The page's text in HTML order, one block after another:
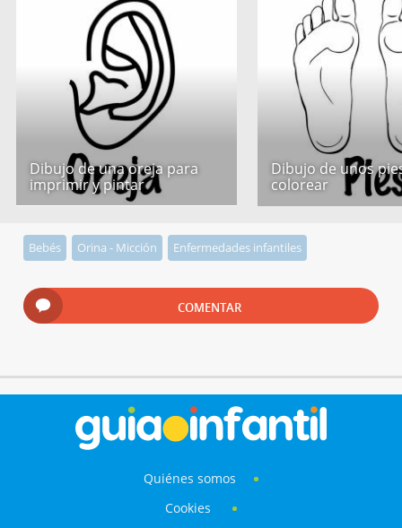
Dibujo de una oreja para
imprimir y pintar
Dibujo de unos
colorear
Bebés Orina - Micción Enfermedades infantiles
COMENTAR
Quiénes somos
Cookies